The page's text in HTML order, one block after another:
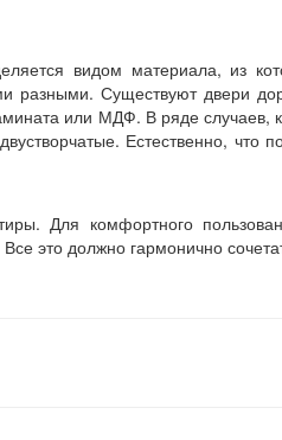
видом материала, из
разными. Существуют двери
или МДФ. В ряде случаев,
Естественно, что
Для комфортного
это должно гармонично